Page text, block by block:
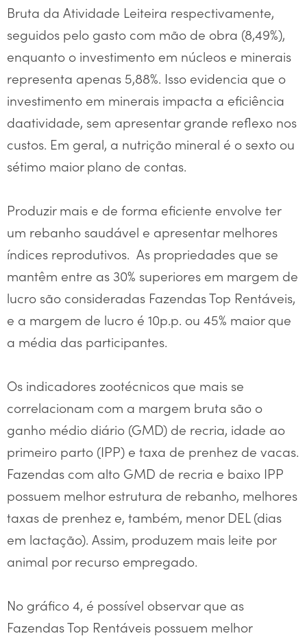
Bruta da Atividade Leiteira respectivamente,
seguidos pelo gasto com mão de obra (8,49%),
enquanto o investimento em núcleos e minerais
representa apenas 5,88%. Isso evidencia que o
investimento em minerais impacta a eficiência
daatividade, sem apresentar grande reflexo nos
custos. Em geral, a nutrição mineral é o sexto ou
sétimo maior plano de contas.
Produzir mais e de forma eficiente envolve ter
um rebanho saudável e apresentar melhores
índices reprodutivos. As propriedades que se
mantêm entre as 30% superiores em margem de
lucro são consideradas Fazendas Top Rentáveis,
e a margem de lucro é 10p.p. ou 45% maior que
a média das participantes.
Os indicadores zootécnicos que mais se
correlacionam com a margem bruta são o
ganho médio diário (GMD) de recria, idade ao
primeiro parto (IPP) e taxa de prenhez de vacas.
Fazendas com alto GMD de recria e baixo IPP
possuem melhor estrutura de rebanho, melhores
taxas de prenhez e, também, menor DEL (dias
em lactação). Assim, produzem mais leite por
animal por recurso empregado.
No gráfico 4, é possível observar que as
Fazendas Top Rentáveis possuem melhor